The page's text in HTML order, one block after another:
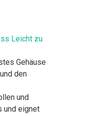
Leicht zu
Gehäuse
den
und
und eignet